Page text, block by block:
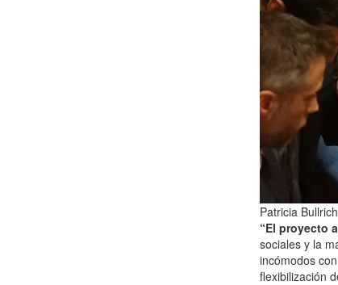
Patricia
“El proyecto
sociales y la
incómodos
flexibilización